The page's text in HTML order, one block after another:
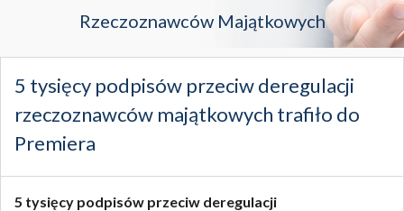
Rzeczoznawców Majątkowych
5 tysięcy podpisów przeciw deregulacji
rzeczoznawców majątkowych trafiło do
Premiera
5 tysięcy podpisów przeciw deregulacji